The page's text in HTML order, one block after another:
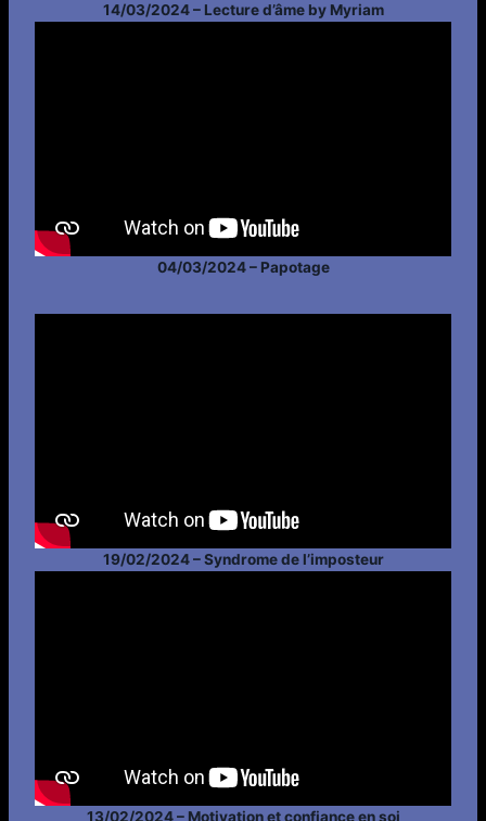
14/03/2024 – Lecture d’âme by Myriam
04/03/2024 – Papotage
19/02/2024 – Syndrome de l’imposteur
13/02/2024 – Motivation et confiance en soi